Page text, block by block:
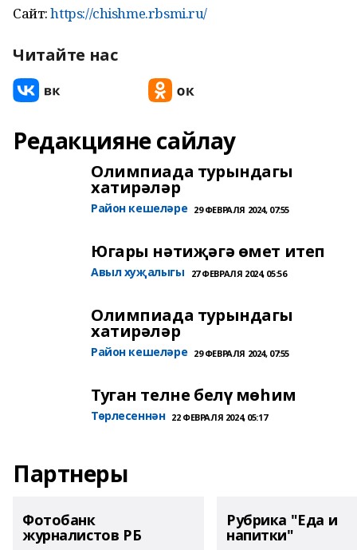
Сайт:https://chishme.rbsmi.ru/
Читайте нас
Редакцияне сайлау
Олимпиада турындагы
хатирәләр
Район кешеләре 29 ФЕВРАЛЯ 2024, 07:55
Югары нәтиҗәгә өмет итеп
Авыл хуҗалыгы 27 ФЕВРАЛЯ 2024, 05:56
Олимпиада турындагы
хатирәләр
Район кешеләре 29 ФЕВРАЛЯ 2024, 07:55
Туган телне белү мөһим
Төрлесеннән 22 ФЕВРАЛЯ 2024, 05:17
Партнеры
Фотобанк
журналистов РБ
Рубрика "Еда и
напитки"